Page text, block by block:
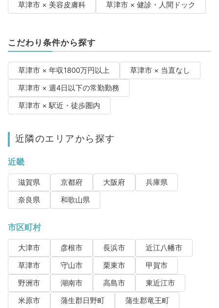
草津市 × 美容皮膚科
草津市 × 健診・人間ドック
こだわり条件から探す
草津市 × 年収1800万円以上
草津市 × 当直なし
草津市 × 週4日以下の常勤勤務
草津市 × 駅近・徒歩圏内
近隣のエリアから探す
近畿
滋賀県 京都府 大阪府
兵庫県
奈良県
和歌山県
市区町村
大津市 彦根市 長浜市
近江八幡市
草津市
守山市 栗東市
甲賀市
野洲市
湖南市 高島市
東近江市
米原市
蒲生郡日野町
蒲生郡竜王町